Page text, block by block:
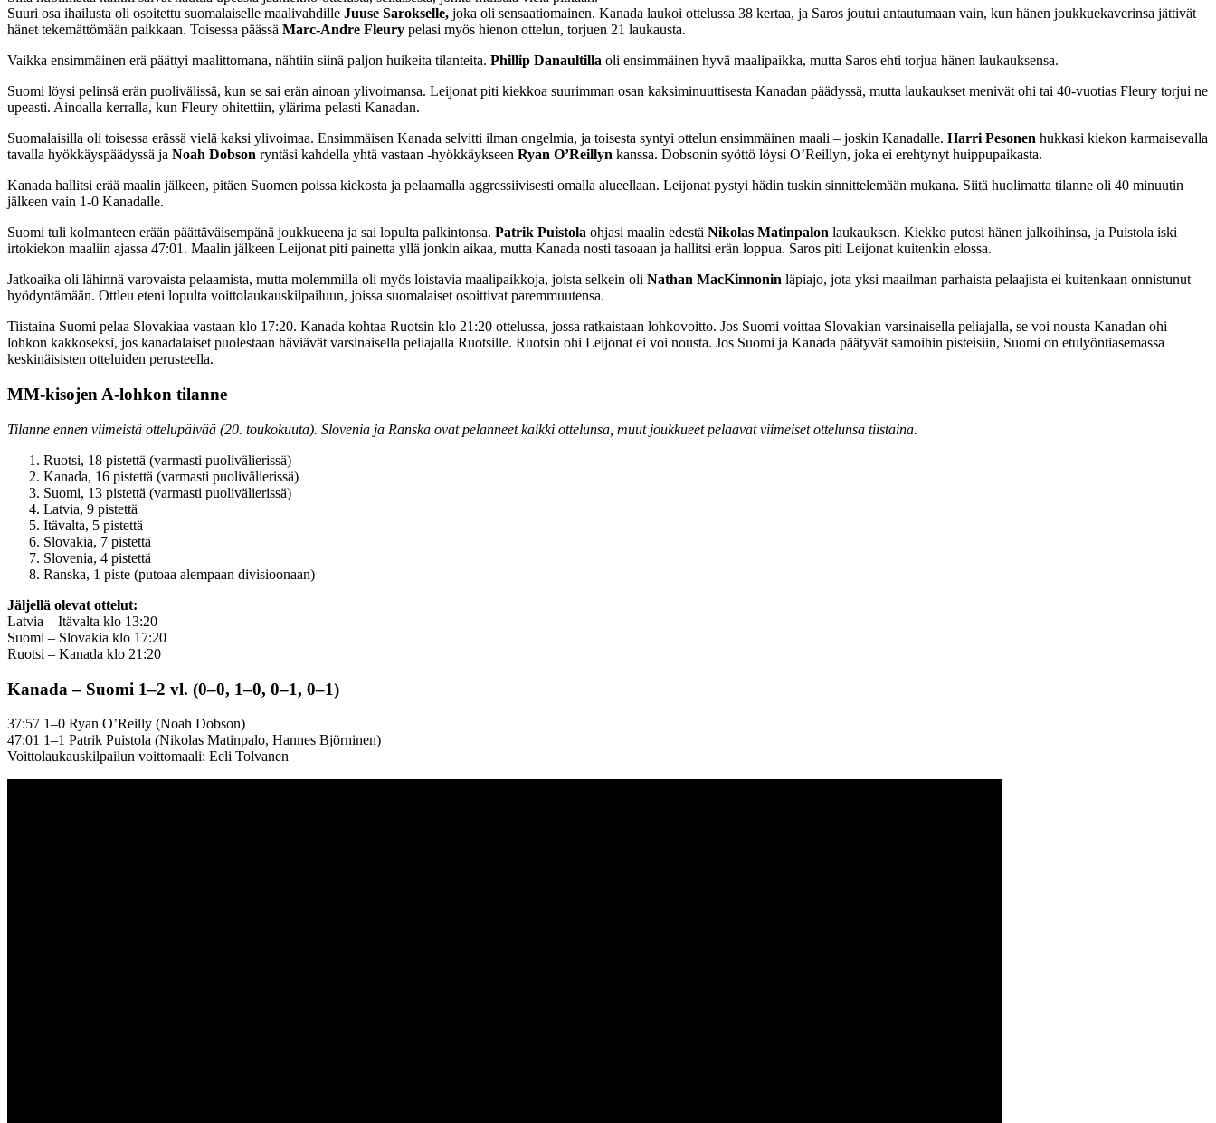
Suuri osa ihailusta oli osoitettu suomalaiselle maalivahdille Juuse Sarokselle, joka oli sensaatiomainen. Kanada laukoi ottelussa 38 kertaa, ja Saros joutui antautumaan vain, kun hänen joukkuekaverinsa jättivät
hänet tekemättömään paikkaan. Toisessa päässä Marc-Andre Fleury pelasi myös hienon ottelun, torjuen 21 laukausta.
Vaikka ensimmäinen erä päättyi maalittomana, nähtiin siinä paljon huikeita tilanteita. Phillip Danaultilla oli ensimmäinen hyvä maalipaikka, mutta Saros ehti torjua hänen laukauksensa.
Suomi löysi pelinsä erän puolivälissä, kun se sai erän ainoan ylivoimansa. Leijonat piti kiekkoa suurimman osan kaksiminuuttisesta Kanadan päädyssä, mutta laukaukset menivät ohi tai 40-vuotias Fleury torjui ne
upeasti. Ainoalla kerralla, kun Fleury ohitettiin, ylärima pelasti Kanadan.
Suomalaisilla oli toisessa erässä vielä kaksi ylivoimaa. Ensimmäisen Kanada selvitti ilman ongelmia, ja toisesta syntyi ottelun ensimmäinen maali – joskin Kanadalle. Harri Pesonen hukkasi kiekon karmaisevalla
tavalla hyökkäyspäädyssä ja Noah Dobson ryntäsi kahdella yhtä vastaan -hyökkäykseen Ryan O’Reillyn kanssa. Dobsonin syöttö löysi O’Reillyn, joka ei erehtynyt huippupaikasta.
Kanada hallitsi erää maalin jälkeen, pitäen Suomen poissa kiekosta ja pelaamalla aggressiivisesti omalla alueellaan. Leijonat pystyi hädin tuskin sinnittelemään mukana. Siitä huolimatta tilanne oli 40 minuutin
jälkeen vain 1-0 Kanadalle.
Suomi tuli kolmanteen erään päättäväisempänä joukkueena ja sai lopulta palkintonsa. Patrik Puistola ohjasi maalin edestä Nikolas Matinpalon laukauksen. Kiekko putosi hänen jalkoihinsa, ja Puistola iski
irtokiekon maaliin ajassa 47:01. Maalin jälkeen Leijonat piti painetta yllä jonkin aikaa, mutta Kanada nosti tasoaan ja hallitsi erän loppua. Saros piti Leijonat kuitenkin elossa.
Jatkoaika oli lähinnä varovaista pelaamista, mutta molemmilla oli myös loistavia maalipaikkoja, joista selkein oli Nathan MacKinnonin läpiajo, jota yksi maailman parhaista pelaajista ei kuitenkaan onnistunut
hyödyntämään. Ottleu eteni lopulta voittolaukauskilpailuun, joissa suomalaiset osoittivat paremmuutensa.
Tiistaina Suomi pelaa Slovakiaa vastaan klo 17:20. Kanada kohtaa Ruotsin klo 21:20 ottelussa, jossa ratkaistaan lohkovoitto. Jos Suomi voittaa Slovakian varsinaisella peliajalla, se voi nousta Kanadan ohi
lohkon kakkoseksi, jos kanadalaiset puolestaan häviävät varsinaisella peliajalla Ruotsille. Ruotsin ohi Leijonat ei voi nousta. Jos Suomi ja Kanada päätyvät samoihin pisteisiin, Suomi on etulyöntiasemassa
keskinäisisten otteluiden perusteella.
MM-kisojen A-lohkon tilanne
Tilanne ennen viimeistä ottelupäivää (20. toukokuuta). Slovenia ja Ranska ovat pelanneet kaikki ottelunsa, muut joukkueet pelaavat viimeiset ottelunsa tiistaina.
Ruotsi, 18 pistettä (varmasti puolivälierissä)
Kanada, 16 pistettä (varmasti puolivälierissä)
Suomi, 13 pistettä (varmasti puolivälierissä)
Latvia, 9 pistettä
Itävalta, 5 pistettä
Slovakia, 7 pistettä
Slovenia, 4 pistettä
Ranska, 1 piste (putoaa alempaan divisioonaan)
Jäljellä olevat ottelut:
Latvia – Itävalta klo 13:20
Suomi – Slovakia klo 17:20
Ruotsi – Kanada klo 21:20
Kanada – Suomi 1–2 vl. (0–0, 1–0, 0–1, 0–1)
37:57 1–0 Ryan O’Reilly (Noah Dobson)
47:01 1–1 Patrik Puistola (Nikolas Matinpalo, Hannes Björninen)
Voittolaukauskilpailun voittomaali: Eeli Tolvanen